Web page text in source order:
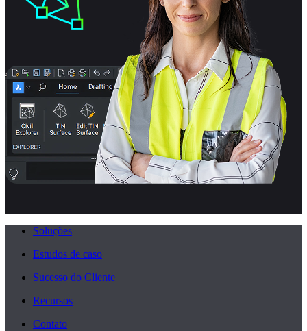
Soluções
Estudos de caso
Sucesso do Cliente
Recursos
Contato